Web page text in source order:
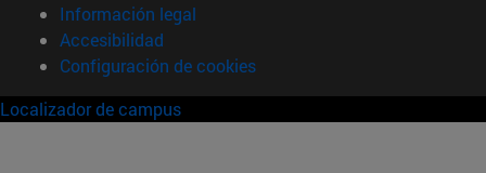
Información legal
Accesibilidad
Configuración de cookies
Localizador de campus